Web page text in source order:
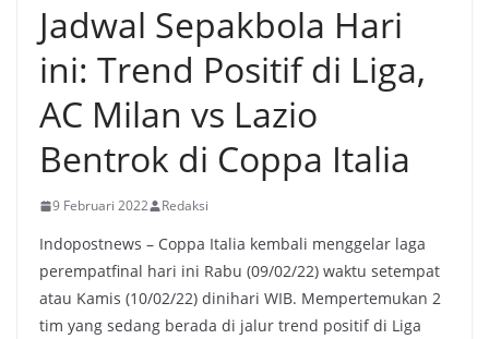
Jadwal Sepakbola Hari
ini: Trend Positif di Liga,
AC Milan vs Lazio
Bentrok di Coppa Italia
9 Februari 2022 Redaksi
Indopostnews – Coppa Italia kembali menggelar laga
perempatfinal hari ini Rabu (09/02/22) waktu setempat
atau Kamis (10/02/22) dinihari WIB. Mempertemukan 2
tim yang sedang berada di jalur trend positif di Liga